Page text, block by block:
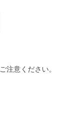
注意ください。